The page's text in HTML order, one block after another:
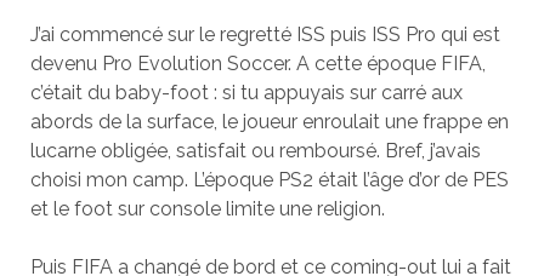
J’ai commencé sur le regretté ISS puis ISS Pro qui est
devenu Pro Evolution Soccer. A cette époque FIFA,
c’était du baby-foot : si tu appuyais sur carré aux
abords de la surface, le joueur enroulait une frappe en
lucarne obligée, satisfait ou remboursé. Bref, j’avais
choisi mon camp. L’époque PS2 était l’âge d’or de PES
et le foot sur console limite une religion.
Puis FIFA a changé de bord et ce coming-out lui a fait